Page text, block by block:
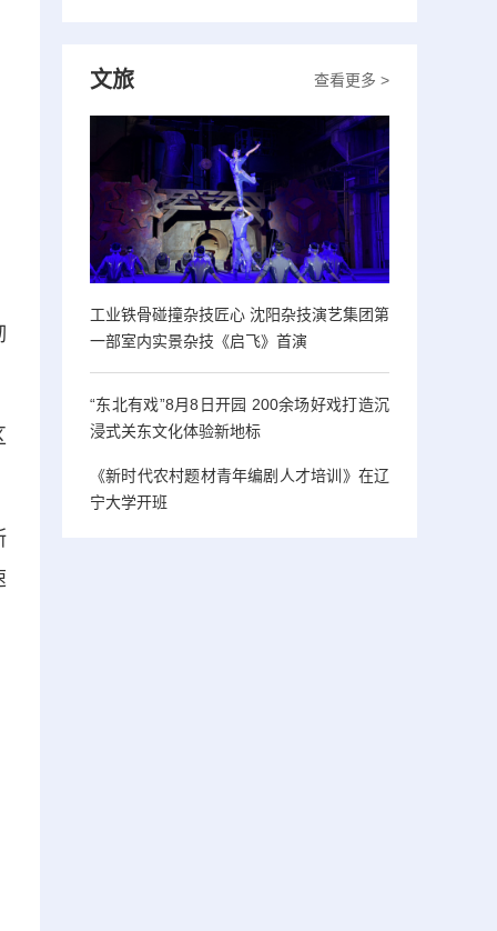
查看更多 >
文旅
工业铁骨碰撞杂技匠心 沈阳杂技演艺集团第
一部室内实景杂技《启飞》首演
“东北有戏”8月8日开园 200余场好戏打造沉
浸式关东文化体验新地标
《新时代农村题材青年编剧人才培训》在辽
宁大学开班